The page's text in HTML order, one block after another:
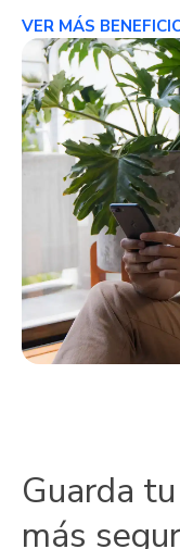
VER MÁS
Guarda
más